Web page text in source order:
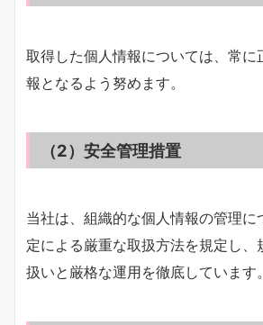
取得した個人情報については、常に
報となるよう努めます。
（2）安全管理措置
当社は、組織的な個人情報の管理に
定による厳重な取扱方法を規定し、
扱いと厳格な運用を徹底しています。